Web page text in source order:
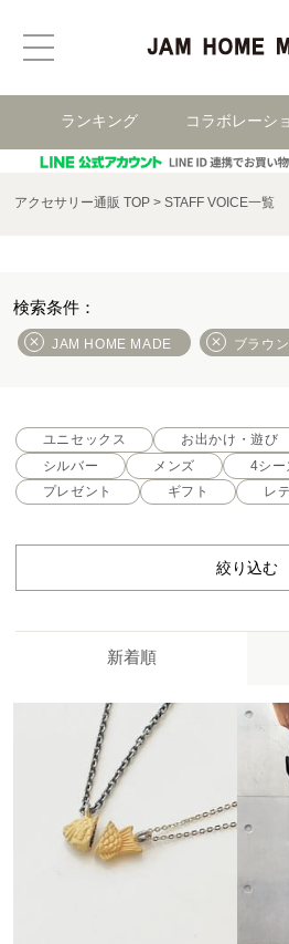
ランキング コラボレーシ
アクセサリー通販 TOP STAFF VOICE一覧
JAM HOME MADE ブラウン
ユニセックス お出かけ・遊び
シルバー
メンズ
4シー
プレゼント
ギフト レ
絞り込む
新着順